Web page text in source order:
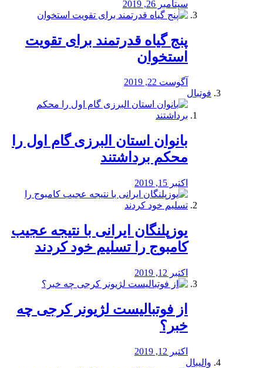
سپتامبر 26, 2019
پنج گیاه قدرتمند برای تقویت
استخوان
آگوست 22, 2019
فوتبال
بانوان استان البرزی گام اول را
محكم برداشتند
اکتبر 15, 2019
یوزپلنگان ایرانی با نتیجه عجیب
کامبوج را تسلیم خود کردند
اکتبر 12, 2019
از فوتبالیست لژیونر کرجی چه
خبر؟
اکتبر 12, 2019
والیبال